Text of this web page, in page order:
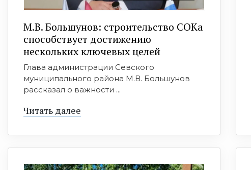
М.В. Большунов: строительство СОКа
способствует достижению
нескольких ключевых целей
Глава администрации Севского
муниципального района М.В. Большунов
рассказал о важности ...
Читать далее